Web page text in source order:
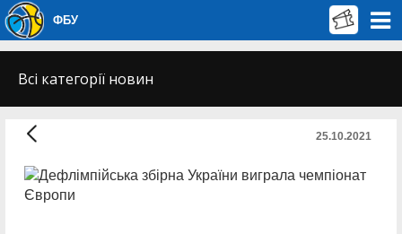
ФБУ
Всі категорії новин
25.10.2021